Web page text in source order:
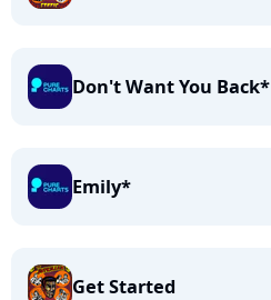
Don't Want You Back*
Emily*
Get Started